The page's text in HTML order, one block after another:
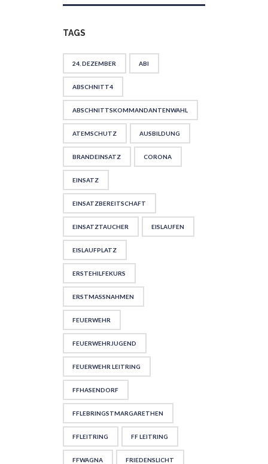
TAGS
24. DEZEMBER ABI
ABSCHNITT4
ABSCHNITTSKOMMANDANTENWAHL
ATEMSCHUTZ AUSBILDUNG
BRANDEINSATZ CORONA
EINSATZ
EINSATZBEREITSCHAFT
EINSATZTAUCHER EISLAUFEN
EISLAUFPLATZ
ERSTEHILFEKURS
ERSTMASSNAHMEN
FEUERWEHR
FEUERWEHRJUGEND
FEUERWEHR LEITRING
FFHASENDORF
FFLEBRINGSTMARGARETHEN
FFLEITRING FF LEITRING
FFWAGNA FRIEDENSLICHT